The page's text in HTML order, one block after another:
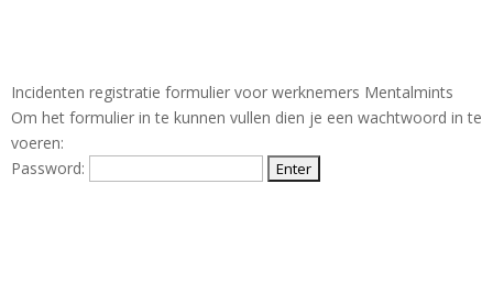
Incidenten registratie formulier voor werknemers Mentalmints
Om het formulier in te kunnen vullen dien je een wachtwoord in te
voeren:
Password: